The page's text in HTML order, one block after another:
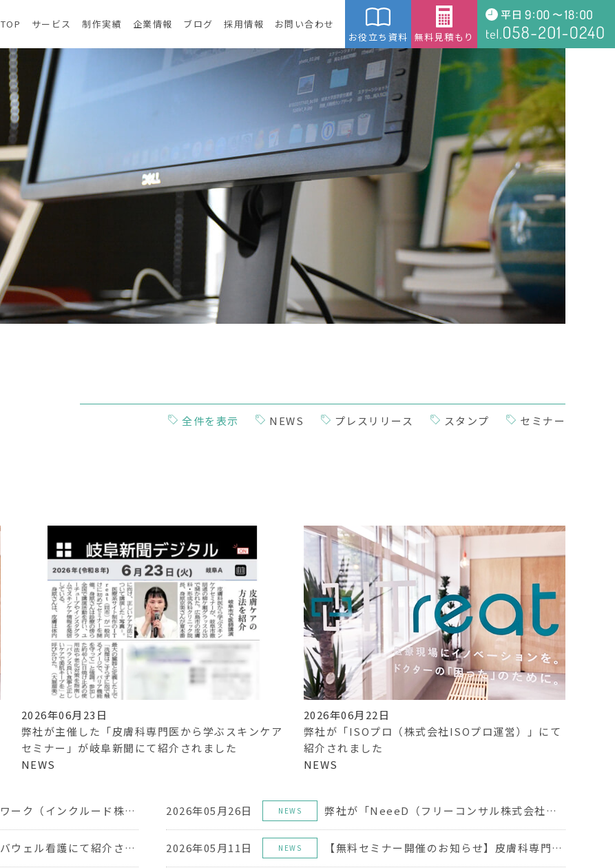
TOP サービス 制作実績 企業情報 ブログ 採用情報
お問い合わせ
お役立ち資料 無料見積もり
全件を表示 NEWS プレスリリース スタンプ セミナー
2026年06月23日
弊社が主催した「皮膚科専門医から学ぶスキンケア
セミナー」が岐阜新聞にて紹介されました
NEWS
2026年06月22日
弊社が「ISOプロ（株式会社ISOプロ運営）」にて
紹介されました
NEWS
弊社が「ニューロリワーク（インクルード株式会社運営）」にて紹介されました 2026年05月26日 NEWS 弊社が「NeeeD（フリーコンサル株式会社運営）」にて紹介されました
弊社の取り組みがレバウェル看護にて紹介されました 2026年05月11日 NEWS 【無料セミナー開催のお知らせ】皮膚科専門医から学ぶ スキンケアセミナー